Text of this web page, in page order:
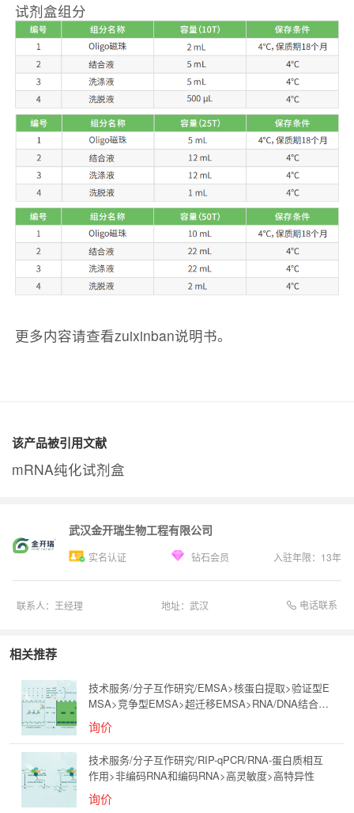
试剂盒组分
更多内容请查看zuixinban说明书。
该产品被引用文献
mRNA纯化试剂盒
武汉金开瑞生物工程有限公司
实名认证 钻石会员 入驻年限： 13年
联系人： 王经理 地址： 武汉 电话联系
相关推荐
技术服务/分子互作研究/EMSA>核蛋白提取>验证型E
MSA>竞争型EMSA>超迁移EMSA>RNA/DNA结合蛋
白
询价
技术服务/分子互作研究/RIP-qPCR/RNA-蛋白质相互
作用>非编码RNA和编码RNA>高灵敏度>高特异性
询价